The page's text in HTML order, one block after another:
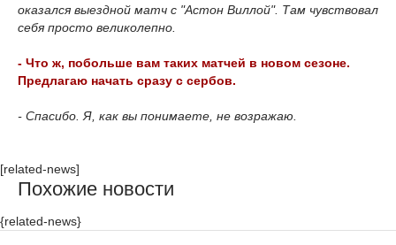
оказался выездной матч с "Астон Виллой". Там чувствовал
себя просто великолепно.
- Что ж, побольше вам таких матчей в новом сезоне.
Предлагаю начать сразу с сербов.
- Спасибо. Я, как вы понимаете, не возражаю.
[related-news]
Похожие новости
{related-news}